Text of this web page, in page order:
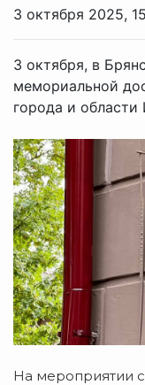
3 октября 2025,
3 октября, в
мемориальной
города и области
На мероприятии